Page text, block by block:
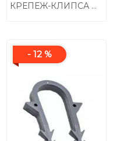
КРЕПЕЖ-КЛИПСА ДЛЯ КРЕПЛЕНИЯ ТРУБ ? 26
- 12 %